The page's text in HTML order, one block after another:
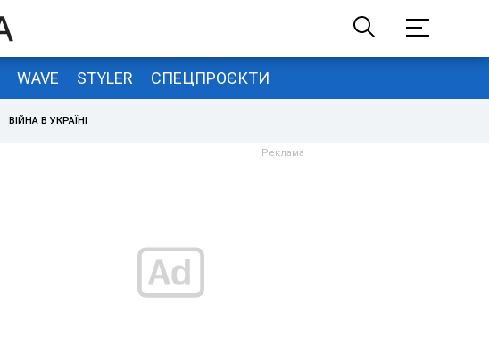
WAVE STYLER СПЕЦПРОЄКТИ
ВІЙНА В УКРАЇНІ